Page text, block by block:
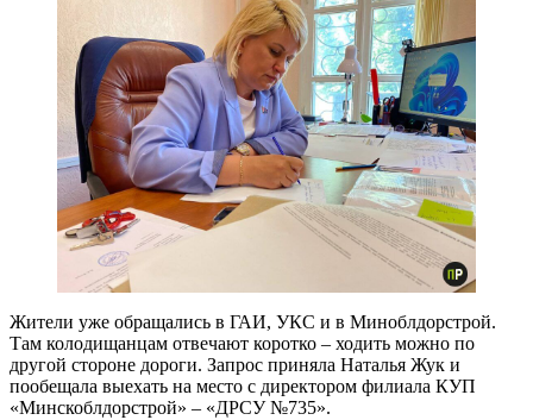
Жители уже обращались в ГАИ, УКС и в Миноблдорстрой.
Там колодищанцам отвечают коротко – ходить можно по
другой стороне дороги. Запрос приняла Наталья Жук и
пообещала выехать на место с директором филиала КУП
«Минскоблдорстрой» – «ДРСУ №735».